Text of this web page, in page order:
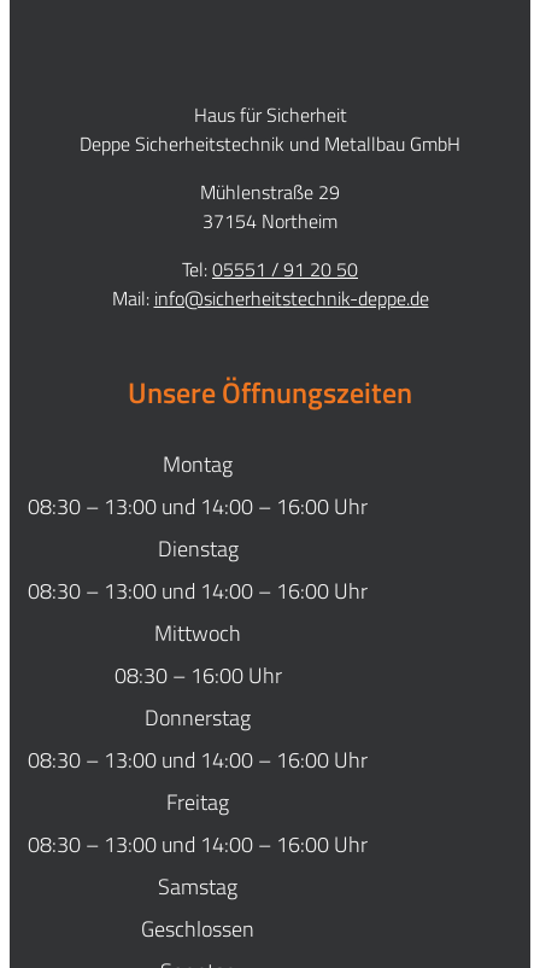
Haus für Sicherheit
Deppe Sicherheitstechnik und Metallbau GmbH
Mühlenstraße 29
37154 Northeim
Tel:05551 / 91 20 50
Mail: info@sicherheitstechnik-deppe.de
Unsere Öffnungszeiten
Montag
08:30 – 13:00 und 14:00 – 16:00 Uhr
Dienstag
08:30 – 13:00 und 14:00 – 16:00 Uhr
Mittwoch
08:30 – 16:00 Uhr
Donnerstag
08:30 – 13:00 und 14:00 – 16:00 Uhr
Freitag
08:30 – 13:00 und 14:00 – 16:00 Uhr
Samstag
Geschlossen